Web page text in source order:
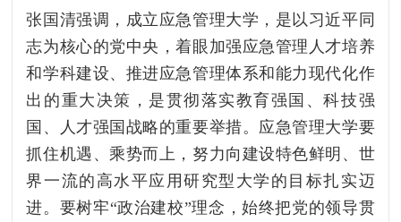
张国清强调，成立应急管理大学，是以习近平同
志为核心的党中央，着眼加强应急管理人才培养
和学科建设、推进应急管理体系和能力现代化作
出的重大决策，是贯彻落实教育强国、科技强
国、人才强国战略的重要举措。应急管理大学要
抓住机遇、乘势而上，努力向建设特色鲜明、世
界一流的高水平应用研究型大学的目标扎实迈
进。要树牢“政治建校”理念，始终把党的领导贯